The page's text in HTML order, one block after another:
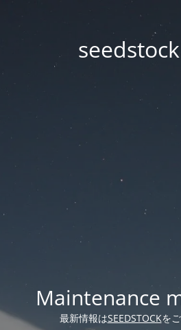
Maintenance
最新情報はSEEDSTOCKを